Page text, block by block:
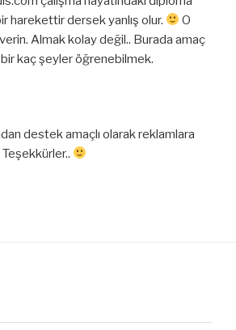
harekettir dersek yanlış olur.
O
verin. Almak kolay değil.. Burada amaç
kaç şeyler öğrenebilmek.
destek amaçlı olarak reklamlara